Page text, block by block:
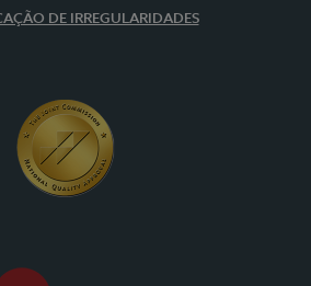
DE IRREGULARIDADES